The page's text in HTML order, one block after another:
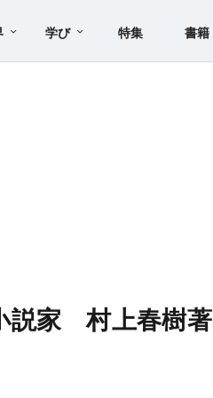
学び 特集 書籍
説家 村上春樹著